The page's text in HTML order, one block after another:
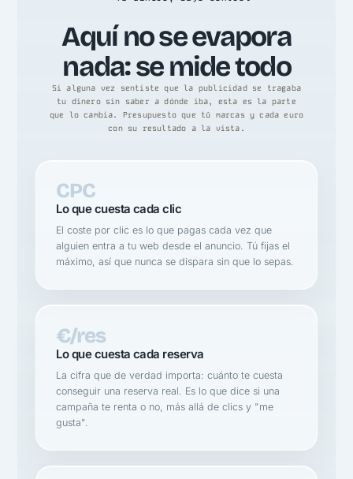
Aquí no se evapora
nada: se mide todo
Si alguna vez sentiste que la publicidad se tragaba
tu dinero sin saber a dónde iba, esta es la parte
que lo cambia. Presupuesto que tú marcas y cada euro
con su resultado a la vista.
CPC
Lo que cuesta cada clic
El coste por clic es lo que pagas cada vez que
alguien entra a tu web desde el anuncio. Tú fijas el
máximo, así que nunca se dispara sin que lo sepas.
€/res
Lo que cuesta cada reserva
La cifra que de verdad importa: cuánto te cuesta
conseguir una reserva real. Es lo que dice si una
campaña te renta o no, más allá de clics y "me
gusta".